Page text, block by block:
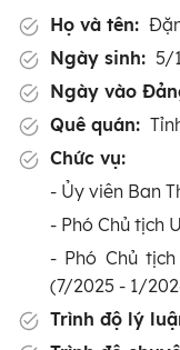
Họ và tên:
Ngày sinh: 5/
Ngày vào
Quê quán:
Chức vụ:
- Ủy viên Ban
- Phó Chủ tịch
- Phó Chủ
(7/2025 - 1/
Trình độ lý